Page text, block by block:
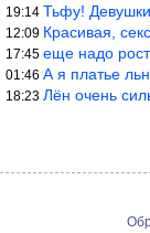
19:14 Тьфу! Девушки и
12:09 Красивая,
17:45 еще надо рост
01:46 А я платье
18:23 Лён очень